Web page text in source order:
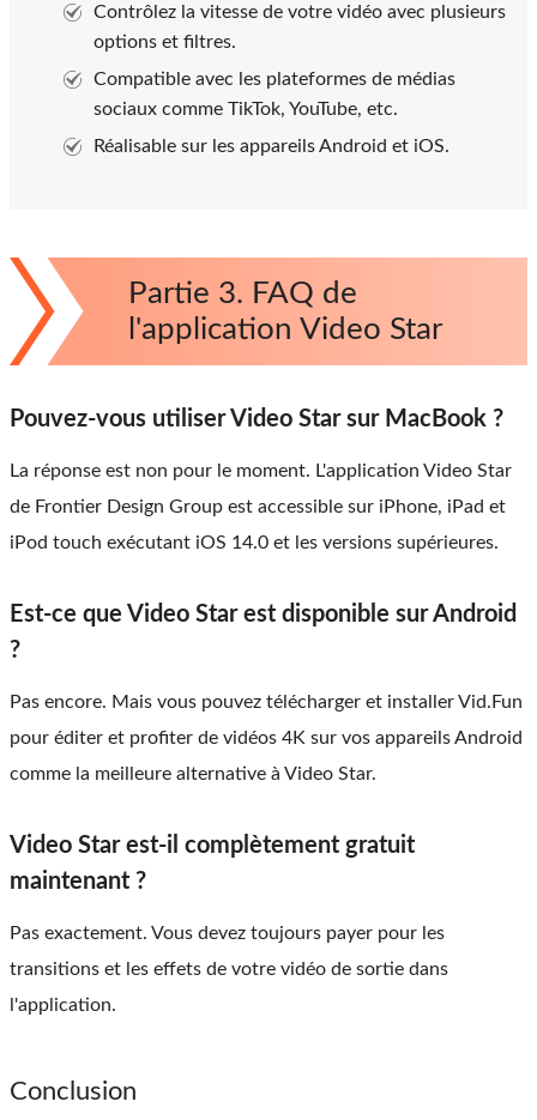
Contrôlez la vitesse de votre vidéo avec plusieurs
options et filtres.
Compatible avec les plateformes de médias
sociaux comme TikTok, YouTube, etc.
Réalisable sur les appareils Android et iOS.
Partie 3. FAQ de
l'application Video Star
Pouvez-vous utiliser Video Star sur MacBook ?
La réponse est non pour le moment. L'application Video Star
de Frontier Design Group est accessible sur iPhone, iPad et
iPod touch exécutant iOS 14.0 et les versions supérieures.
Est-ce que Video Star est disponible sur Android
?
Pas encore. Mais vous pouvez télécharger et installer Vid.Fun
pour éditer et profiter de vidéos 4K sur vos appareils Android
comme la meilleure alternative à Video Star.
Video Star est-il complètement gratuit
maintenant ?
Pas exactement. Vous devez toujours payer pour les
transitions et les effets de votre vidéo de sortie dans
l'application.
Conclusion